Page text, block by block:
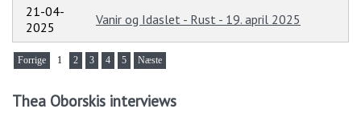
21-04-
2025
Vanir og Idaslet - Rust - 19. april 2025
Forrige 1 2 3 4 5 Næste
Thea Oborskis interviews